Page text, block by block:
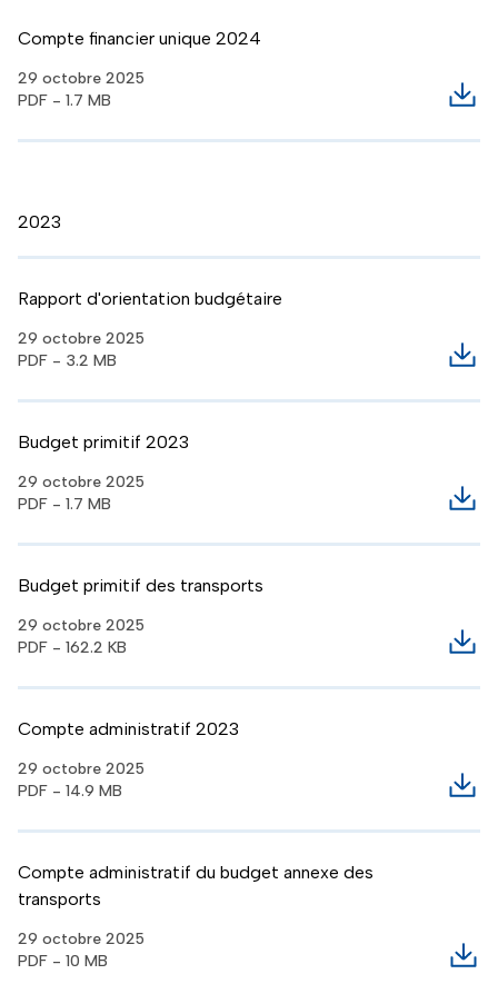
Compte financier unique 2024
29 octobre 2025
PDF - 1.7 MB
2023
Rapport d'orientation budgétaire
29 octobre 2025
PDF - 3.2 MB
Budget primitif 2023
29 octobre 2025
PDF - 1.7 MB
Budget primitif des transports
29 octobre 2025
PDF - 162.2 KB
Compte administratif 2023
29 octobre 2025
PDF - 14.9 MB
Compte administratif du budget annexe des
transports
29 octobre 2025
PDF - 10 MB